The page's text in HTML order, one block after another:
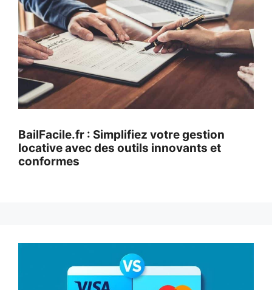
BailFacile.fr : Simplifiez votre gestion
locative avec des outils innovants et
conformes